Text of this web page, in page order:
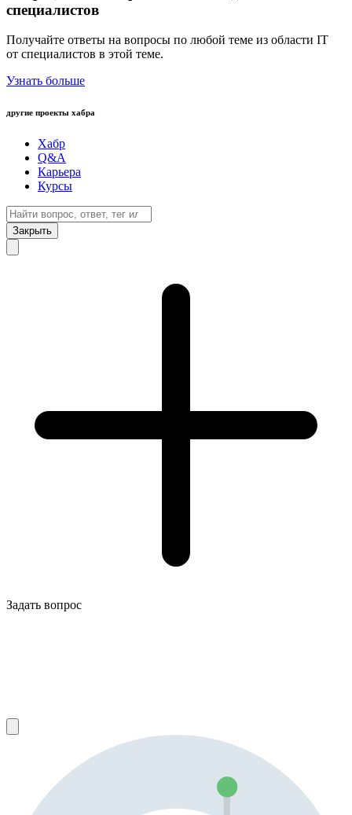
специалистов
Получайте ответы на вопросы по любой теме из области IT
от специалистов в этой теме.
Узнать больше
другие проекты хабра
Хабр
Q&A
Карьера
Курсы
Закрыть
Задать вопрос